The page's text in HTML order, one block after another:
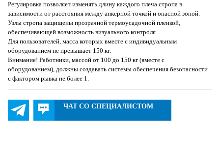
Регулировка позволяет изменять длину каждого плеча стропа в
зависимости от расстояния между анкерной точкой и опасной зоной.
Узлы стропа защищены прозрачной термоусадочной пленкой,
обеспечивающей возможность визуального контроля.
Для пользователей, масса которых вместе с индивидуальным
оборудованием не превышает 150 кг.
Внимание! Работники, массой от 100 до 150 кг (вместе с
оборудованием), должны создавать системы обеспечения безопасности
с фактором рывка не более 1.
ЧАТ СО СПЕЦИАЛИСТОМ